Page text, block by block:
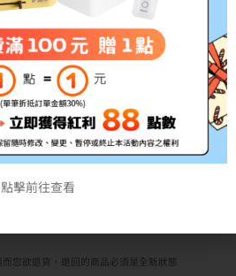
網路購物消費者均享有商品到貨七天鑑賞
欲試用請至原廠展示中心試用；3C商品如
粉匣、墨水匣、專用紙儲存媒體如光碟
，購買後一經拆封使用或安裝恕不退換，
格說明，本公司不接受購買試用後不滿意
貨品後十日內與我們聯繫換貨。從商品收
您欲退貨，退回的商品必須是全新狀態
點擊前往查看